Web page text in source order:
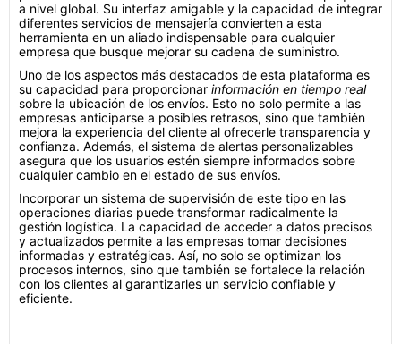
a nivel global. Su interfaz amigable y la capacidad de integrar
diferentes servicios de mensajería convierten a esta
herramienta en un aliado indispensable para cualquier
empresa que busque mejorar su cadena de suministro.
Uno de los aspectos más destacados de esta plataforma es
su capacidad para proporcionar información en tiempo real
sobre la ubicación de los envíos. Esto no solo permite a las
empresas anticiparse a posibles retrasos, sino que también
mejora la experiencia del cliente al ofrecerle transparencia y
confianza. Además, el sistema de alertas personalizables
asegura que los usuarios estén siempre informados sobre
cualquier cambio en el estado de sus envíos.
Incorporar un sistema de supervisión de este tipo en las
operaciones diarias puede transformar radicalmente la
gestión logística. La capacidad de acceder a datos precisos
y actualizados permite a las empresas tomar decisiones
informadas y estratégicas. Así, no solo se optimizan los
procesos internos, sino que también se fortalece la relación
con los clientes al garantizarles un servicio confiable y
eficiente.